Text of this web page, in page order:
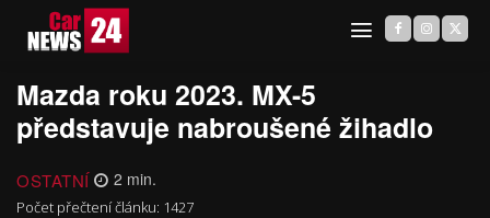
Mazda roku 2023. MX-5
představuje nabroušené žihadlo
OSTATNÍ 2 min.
Počet přečtení článku: 1427